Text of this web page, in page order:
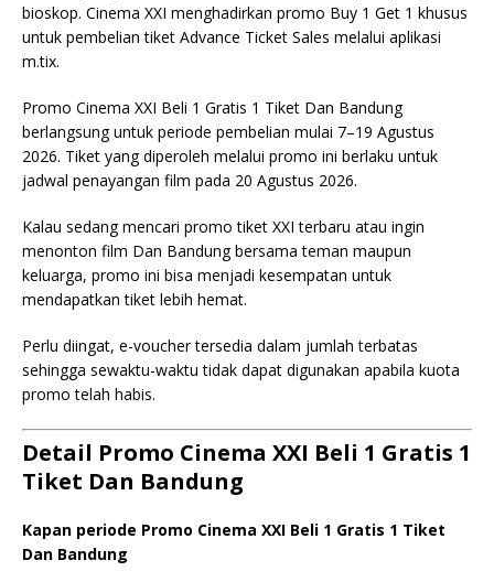
bioskop. Cinema XXI menghadirkan promo Buy 1 Get 1 khusus
untuk pembelian tiket Advance Ticket Sales melalui aplikasi
m.tix.
Promo Cinema XXI Beli 1 Gratis 1 Tiket Dan Bandung
berlangsung untuk periode pembelian mulai 7–19 Agustus
2026. Tiket yang diperoleh melalui promo ini berlaku untuk
jadwal penayangan film pada 20 Agustus 2026.
Kalau sedang mencari promo tiket XXI terbaru atau ingin
menonton film Dan Bandung bersama teman maupun
keluarga, promo ini bisa menjadi kesempatan untuk
mendapatkan tiket lebih hemat.
Perlu diingat, e-voucher tersedia dalam jumlah terbatas
sehingga sewaktu-waktu tidak dapat digunakan apabila kuota
promo telah habis.
Detail Promo Cinema XXI Beli 1 Gratis 1
Tiket Dan Bandung
Kapan periode Promo Cinema XXI Beli 1 Gratis 1 Tiket
Dan Bandung